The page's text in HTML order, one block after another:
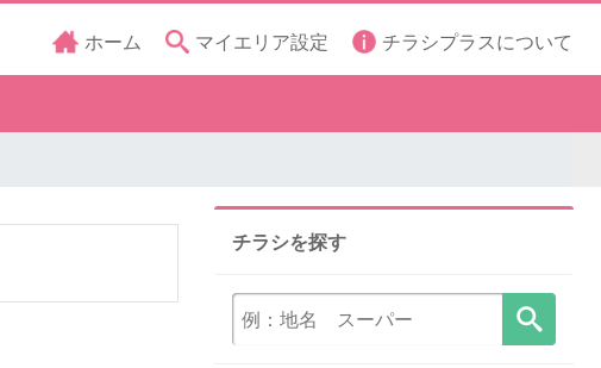
ホーム マイエリア設定 チラシプラスについて
チラシを探す